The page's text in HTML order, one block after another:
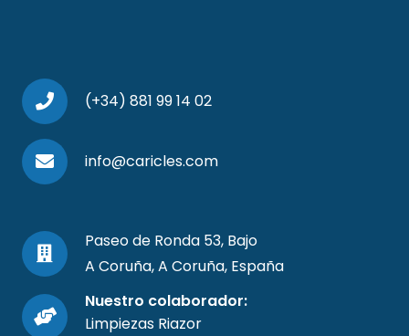
(+34) 881 99 14 02
info@caricles.com
Paseo de Ronda 53, Bajo
A Coruña, A Coruña, España
Nuestro colaborador:
Limpiezas Riazor